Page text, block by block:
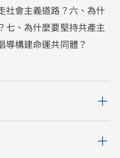
社會主義道路？六、為什
七、為什麼要堅持共產主
導構建命運共同體？